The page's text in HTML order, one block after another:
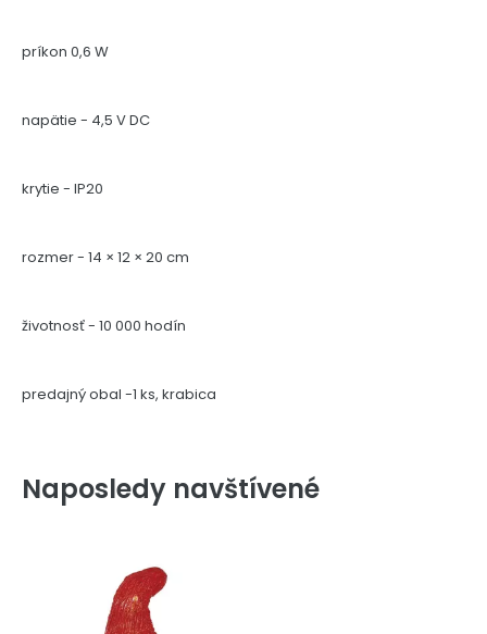
príkon 0,6 W
napätie - 4,5 V DC
krytie - IP20
rozmer - 14 × 12 × 20 cm
životnosť - 10 000 hodín
predajný obal -1 ks, krabica
Naposledy navštívené